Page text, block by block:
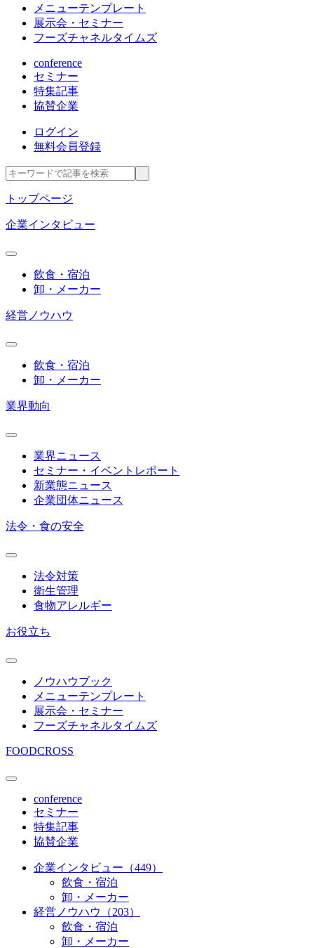
メニューテンプレート
展示会・セミナー
フーズチャネルタイムズ
conference
セミナー
特集記事
協賛企業
ログイン
無料会員登録
トップページ
企業インタビュー
飲食・宿泊
卸・メーカー
経営ノウハウ
飲食・宿泊
卸・メーカー
業界動向
業界ニュース
セミナー・イベントレポート
新業態ニュース
企業団体ニュース
法令・食の安全
法令対策
衛生管理
食物アレルギー
お役立ち
ノウハウブック
メニューテンプレート
展示会・セミナー
フーズチャネルタイムズ
FOODCROSS
conference
セミナー
特集記事
協賛企業
企業インタビュー（449）
飲食・宿泊
卸・メーカー
経営ノウハウ（203）
飲食・宿泊
卸・メーカー